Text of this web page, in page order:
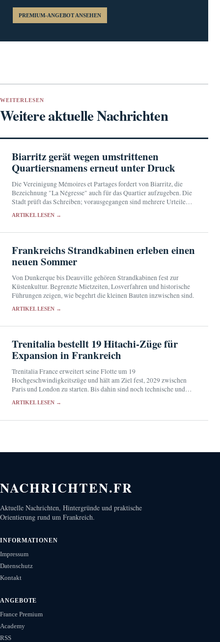
PREMIUM-ANGEBOT ANSEHEN
WEITERLESEN
Weitere aktuelle Nachrichten
Biarritz gerät wegen umstrittenen
Quartiersnamens erneut unter Druck
Die Vereinigung Mémoires et Partages fordert von Biarritz, die
Bezeichnung "La Négresse" auch für das Quartier aufzugeben. Die
Stadt prüft das Schreiben; vorausgegangen sind mehrere Urteile
ARTIKEL LESEN →
Frankreichs Strandkabinen erleben einen
neuen Sommer
Von Dunkerque bis Deauville gehören Strandkabinen fest zur
Küstenkultur. Begrenzte Mietzeiten, Losverfahren und historische
Führungen zeigen, wie begehrt die kleinen Bauten inzwischen sind.
ARTIKEL LESEN →
Trenitalia bestellt 19 Hitachi-Züge für
Expansion in Frankreich
Trenitalia France erweitert seine Flotte um 19
Hochgeschwindigkeitszüge und hält am Ziel fest, 2029 zwischen
Paris und London zu starten. Bis dahin sind noch technische und
ARTIKEL LESEN →
NACHRICHTEN.FR
Aktuelle Nachrichten, Hintergründe und praktische
Orientierung rund um Frankreich.
INFORMATIONEN
Impressum
Datenschutz
Kontakt
ANGEBOTE
France Premium
Academy
RSS